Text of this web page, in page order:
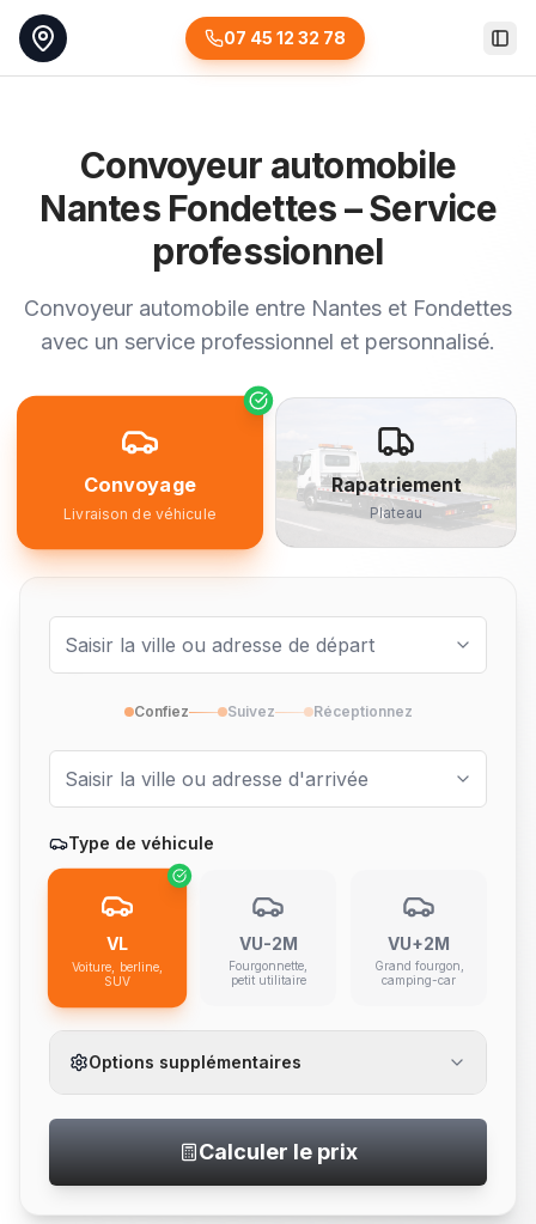
07 45 12 32 78
Convoyeur automobile
Nantes Fondettes – Service
professionnel
Convoyeur automobile entre Nantes et Fondettes
avec un service professionnel et personnalisé.
Convoyage
Livraison de véhicule
Rapatriement
Plateau
Confiez Suivez Réceptionnez
Type de véhicule
VL
Voiture, berline,
SUV
VU-2M
Fourgonnette,
petit utilitaire
VU+2M
Grand fourgon,
camping-car
Options supplémentaires
Calculer le prix